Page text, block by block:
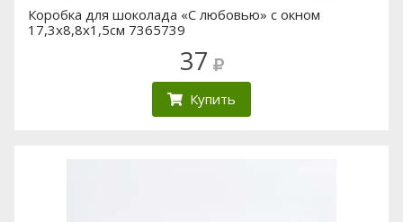
Коробка для шоколада «С любовью» с окном
17,3х8,8х1,5см 7365739
37
Купить